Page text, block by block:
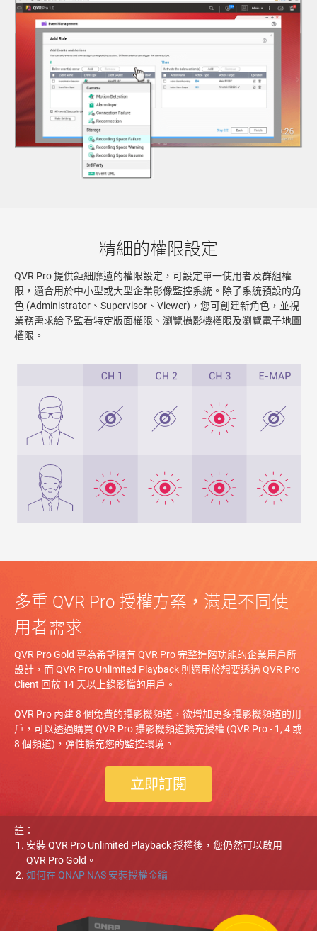
精細的權限設定
QVR Pro 提供鉅細靡遺的權限設定，可設定單一使用者及群組權
限，適合用於中小型或大型企業影像監控系統。除了系統預設的角
色 (Administrator、Supervisor、Viewer)，您可創建新角色，並視
業務需求給予監看特定版面權限、瀏覽攝影機權限及瀏覽電子地圖
權限。
多重 QVR Pro 授權方案，滿足不同使
用者需求
QVR Pro Gold 專為希望擁有 QVR Pro 完整進階功能的企業用戶所
設計，而 QVR Pro Unlimited Playback 則適用於想要透過 QVR Pro
Client 回放 14 天以上錄影檔的用戶。
QVR Pro 內建 8 個免費的攝影機頻道，欲增加更多攝影機頻道的用
戶，可以透過購買 QVR Pro 攝影機頻道擴充授權 (QVR Pro - 1, 4 或
8 個頻道)，彈性擴充您的監控環境。
立即訂閱
註：
安裝 QVR Pro Unlimited Playback 授權後，您仍然可以啟用
QVR Pro Gold。
如何在 QNAP NAS 安裝授權金鑰